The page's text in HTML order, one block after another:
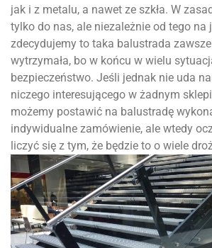
jak i z metalu, a nawet ze szkła. W
tylko do nas, ale niezależnie od tego na
zdecydujemy to taka balustrada
wytrzymała, bo w końcu w wielu
bezpieczeństwo. Jeśli jednak nie uda
niczego interesującego w żadnym
możemy postawić na balustradę
indywidualne zamówienie, ale wtedy
liczyć się z tym, że będzie to o wiele